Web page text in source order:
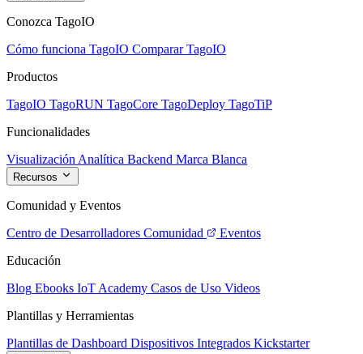
Conozca TagoIO
Cómo funciona TagoIO Comparar TagoIO
Productos
TagoIO TagoRUN TagoCore TagoDeploy TagoTiP
Funcionalidades
Visualización Analítica Backend Marca Blanca
Recursos
Comunidad y Eventos
Centro de Desarrolladores Comunidad
Eventos
Educación
Blog Ebooks IoT Academy Casos de Uso Videos
Plantillas y Herramientas
Plantillas de Dashboard Dispositivos Integrados Kickstarter